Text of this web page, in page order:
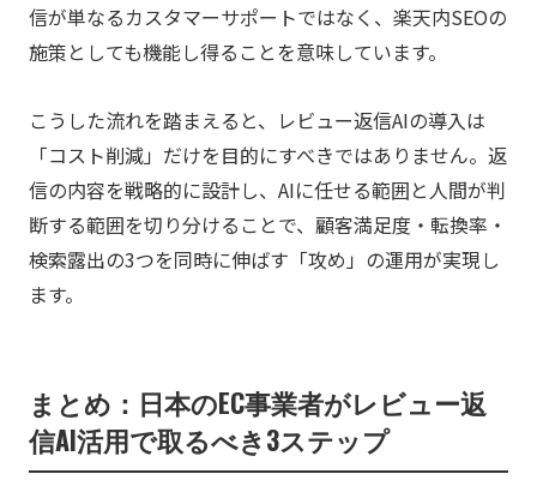
信が単なるカスタマーサポートではなく、楽天内SEOの
施策としても機能し得ることを意味しています。
こうした流れを踏まえると、レビュー返信AIの導入は
「コスト削減」だけを目的にすべきではありません。返
信の内容を戦略的に設計し、AIに任せる範囲と人間が判
断する範囲を切り分けることで、顧客満足度・転換率・
検索露出の3つを同時に伸ばす「攻め」の運用が実現し
ます。
まとめ：日本のEC事業者がレビュー返
信AI活用で取るべき3ステップ